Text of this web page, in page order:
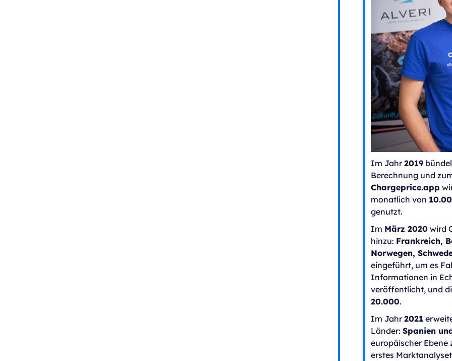
Im Jahr2019
Berechnung und
Chargeprice.app
monatlich von
genutzt.
Im März 2020 wird
hinzu: Frankreich,
Norwegen,
eingeführt, um es
Informationen in
veröffentlicht, und
20.000.
Im Jahr2021
Länder: Spanien
europäischer Ebene
erstes